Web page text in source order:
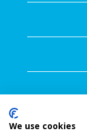
We use cookies